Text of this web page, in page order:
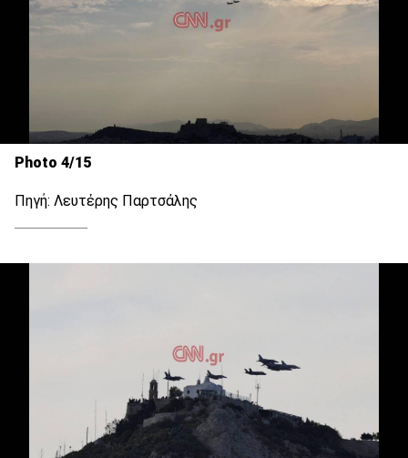
Photo 4/15
Πηγή: Λευτέρης Παρτσάλης